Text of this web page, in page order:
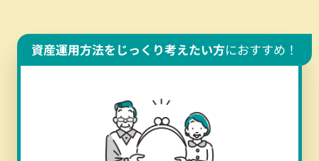
資産運用方法をじっくり考えたい方におすすめ！